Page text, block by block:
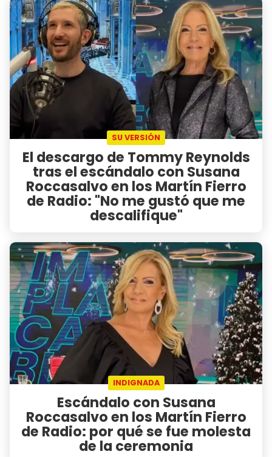
SU VERSIÓN
El descargo de Tommy Reynolds
tras el escándalo con Susana
Roccasalvo en los Martín Fierro
de Radio: "No me gustó que me
descalifique"
INDIGNADA
Escándalo con Susana
Roccasalvo en los Martín Fierro
de Radio: por qué se fue molesta
de la ceremonia